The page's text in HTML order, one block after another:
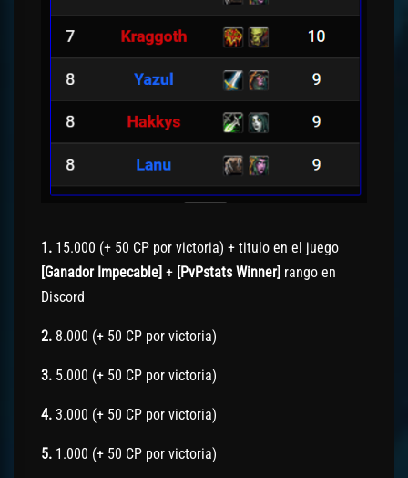
1. 15.000 (+ 50 CP por victoria) + titulo en el juego
[Ganador Impecable] + [PvPstats Winner] rango en
Discord
2. 8.000 (+ 50 CP por victoria)
3. 5.000 (+ 50 CP por victoria)
4. 3.000 (+ 50 CP por victoria)
5. 1.000 (+ 50 CP por victoria)